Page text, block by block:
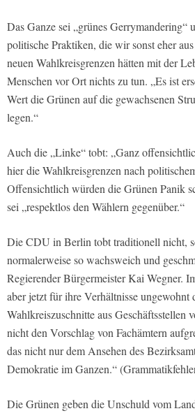
Das Ganze sei „grünes Gerrymandering“
politische Praktiken, die wir sonst eher
neuen Wahlkreisgrenzen hätten mit der
Menschen vor Ort nichts zu tun. „Es ist
Wert die Grünen auf die gewachsenen
legen.“
Auch die „Linke“ tobt: „Ganz
hier die Wahlkreisgrenzen nach
Offensichtlich würden die Grünen Panik
sei „respektlos den Wählern gegenüber.“
Die CDU in Berlin tobt traditionell nicht,
normalerweise so wachsweich und
Regierender Bürgermeister Kai Wegner.
aber jetzt für ihre Verhältnisse
Wahlkreiszuschnitte aus Geschäftsstellen
nicht den Vorschlag von Fachämtern
das nicht nur dem Ansehen des
Demokratie im Ganzen.“
Die Grünen geben die Unschuld vom